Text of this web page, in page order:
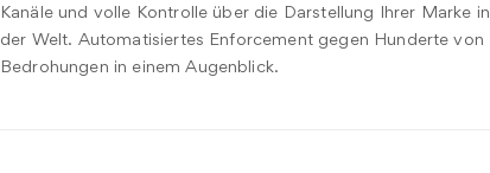
Kanäle und volle Kontrolle über die Darstellung Ihrer Marke in
der Welt. Automatisiertes Enforcement gegen Hunderte von
Bedrohungen in einem Augenblick.